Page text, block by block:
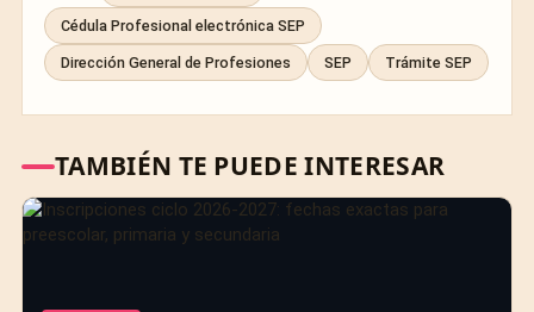
Cédula Profesional electrónica SEP
Dirección General de Profesiones SEP Trámite SEP
TAMBIÉN TE PUEDE INTERESAR